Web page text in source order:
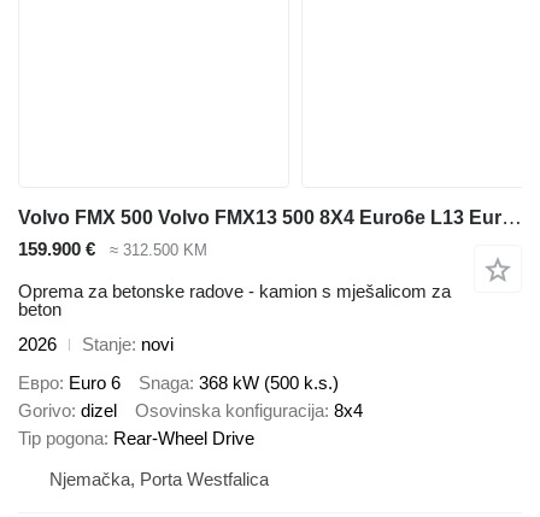
Volvo FMX 500 Volvo FMX13 500 8X4 Euro6e L13 EuromixMTP EM 12 R
159.900 € ≈ 312.500 KM
Oprema za betonske radove - kamion s mješalicom za
beton
2026
Stanje novi
Евро Euro 6 Snaga 368 kW (500 k.s.)
Gorivo dizel Osovinska konfiguracija 8x4
Tip pogona Rear-Wheel Drive
Njemačka, Porta Westfalica